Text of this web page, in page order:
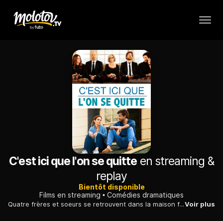
C'est ici que l'on se quitte en streaming &
replay
Bientôt disponible
Films en streaming
Comédies dramatiques
Quatre frères et soeurs se retrouvent dans la maison familiale à la mort de leur père. Ils traînent avec eux leurs histoires respectives, souvent compliquées.Voir plus